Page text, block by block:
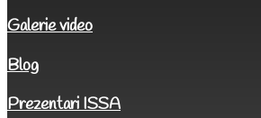
Galerie video
Blog
Prezentari ISSA